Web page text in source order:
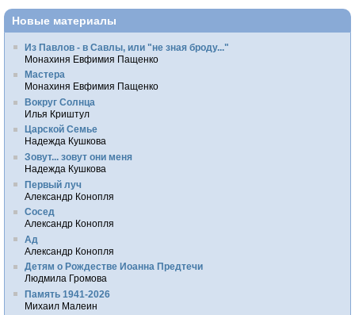
Новые материалы
Из Павлов - в Савлы, или "не зная броду..."
Монахиня Евфимия Пащенко
Мастера
Монахиня Евфимия Пащенко
Вокруг Солнца
Илья Криштул
Царской Семье
Надежда Кушкова
Зовут... зовут они меня
Надежда Кушкова
Первый луч
Александр Конопля
Сосед
Александр Конопля
Ад
Александр Конопля
Детям о Рождестве Иоанна Предтечи
Людмила Громова
Память 1941-2026
Михаил Малеин